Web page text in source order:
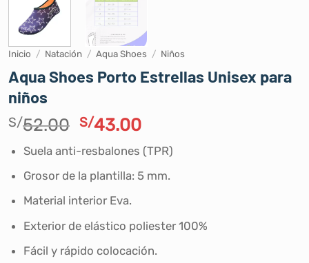
Inicio / Natación / Aqua Shoes / Niños
Aqua Shoes Porto Estrellas Unisex para
niños
S/52.00 El
original
era:
S/52.00.
S/43.00El
precio
actual
es:
Suela anti-resbalones (TPR)
Grosor de la plantilla: 5 mm.
Material interior Eva.
Exterior de elástico poliester 100%
Fácil y rápido colocación.